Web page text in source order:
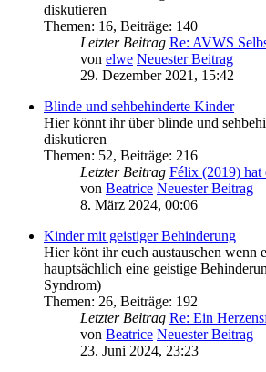
diskutieren
Themen: 16, Beiträge: 140
Letzter Beitrag Re: AVWS
von elwe Neuester Beitrag
29. Dezember 2021, 15:42
Blinde und sehbehinderte Kinder
Hier könnt ihr über blinde und
diskutieren
Themen: 52, Beiträge: 216
Letzter Beitrag Félix (2019)
von Beatrice Neuester Beitrag
8. März 2024, 00:06
Kinder mit geistiger Behinderung
Hier könt ihr euch austauschen wenn
hauptsächlich eine geistige
Syndrom)
Themen: 26, Beiträge: 192
Letzter Beitrag Re: Ein
von Beatrice Neuester Beitrag
23. Juni 2024, 23:23